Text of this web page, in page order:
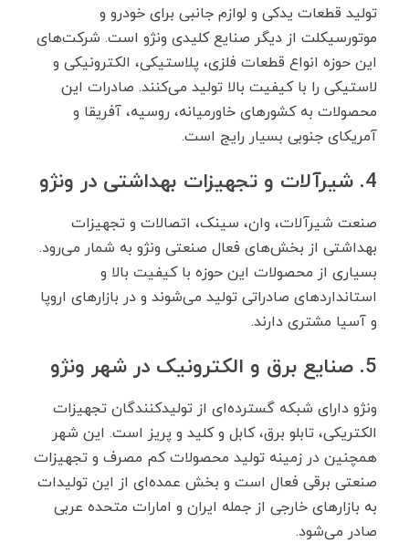
تولید قطعات یدکی و لوازم جانبی برای خودرو و
موتورسیکلت از دیگر صنایع کلیدی ونژو است. شرکت‌های
این حوزه انواع قطعات فلزی، پلاستیکی، الکترونیکی و
لاستیکی را با کیفیت بالا تولید می‌کنند. صادرات این
محصولات به کشورهای خاورمیانه، روسیه، آفریقا و
آمریکای جنوبی بسیار رایج است.
4. شیرآلات و تجهیزات بهداشتی در ونژو
صنعت شیرآلات، وان، سینک، اتصالات و تجهیزات
بهداشتی از بخش‌های فعال صنعتی ونژو به ‌شمار می‌رود.
بسیاری از محصولات این حوزه با کیفیت بالا و
استانداردهای صادراتی تولید می‌شوند و در بازارهای اروپا
و آسیا مشتری دارند.
5. صنایع برق و الکترونیک در شهر ونژو
ونژو دارای شبکه گسترده‌ای از تولیدکنندگان تجهیزات
الکتریکی، تابلو برق، کابل و کلید و پریز است. این شهر
همچنین در زمینه تولید محصولات کم ‌مصرف و تجهیزات
صنعتی برقی فعال است و بخش عمده‌ای از این تولیدات
به بازارهای خارجی از جمله ایران و امارات متحده عربی
صادر می‌شود.